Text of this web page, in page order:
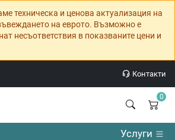
техническа и ценова актуализация на
на еврото. Възможно е
несъответствия в показваните цени и
Контакти
0
Услуги